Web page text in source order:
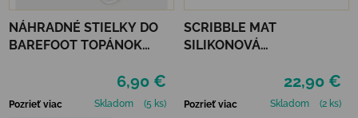
NÁHRADNÉ STIELKY DO
BAREFOOT TOPÁNOK
6,90 €
Pozrieť viac Skladom
(5 ks)
SCRIBBLE MAT
SILIKONOVÁ
22,90 €
Pozrieť viac Skladom (2 ks)